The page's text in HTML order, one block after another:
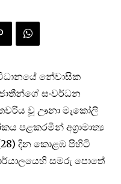
නේවාසික
සංවර්ධන
වූ ඌනා මැකෝලි
පළකරමින් අග්‍රාමාත්‍ය
දින කොළඹ පිහිටි
සමරු පොතේ